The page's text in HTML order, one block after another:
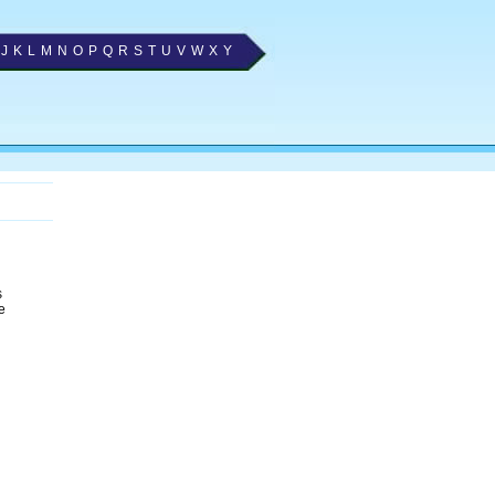
J K L M N O P Q R S T U V W X Y